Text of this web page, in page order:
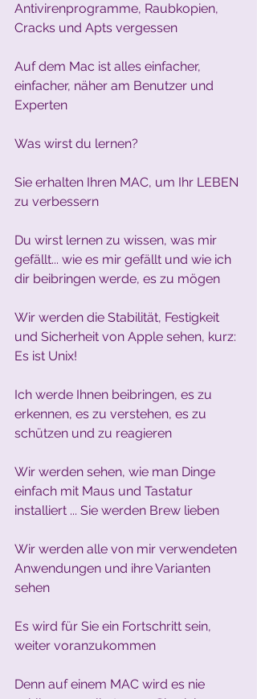
Antivirenprogramme, Raubkopien,
Cracks und Apts vergessen
Auf dem Mac ist alles einfacher,
einfacher, näher am Benutzer und
Experten
Was wirst du lernen?
Sie erhalten Ihren MAC, um Ihr LEBEN
zu verbessern
Du wirst lernen zu wissen, was mir
gefällt... wie es mir gefällt und wie ich
dir beibringen werde, es zu mögen
Wir werden die Stabilität, Festigkeit
und Sicherheit von Apple sehen, kurz:
Es ist Unix!
Ich werde Ihnen beibringen, es zu
erkennen, es zu verstehen, es zu
schützen und zu reagieren
Wir werden sehen, wie man Dinge
einfach mit Maus und Tastatur
installiert ... Sie werden Brew lieben
Wir werden alle von mir verwendeten
Anwendungen und ihre Varianten
sehen
Es wird für Sie ein Fortschritt sein,
weiter voranzukommen
Denn auf einem MAC wird es nie